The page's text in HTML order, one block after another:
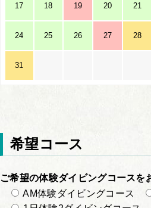
17 18 19 20 21
24 25 26 27 28
31
希望コース
ご希望の体験ダイビングコースを
AM体験ダイビングコース